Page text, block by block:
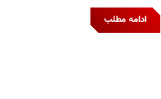
ادامه مطلب